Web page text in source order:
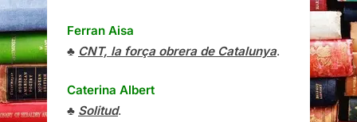
Ferran Aisa
♣ CNT, la força obrera de Catalunya.
Caterina Albert
♣ Solitud.